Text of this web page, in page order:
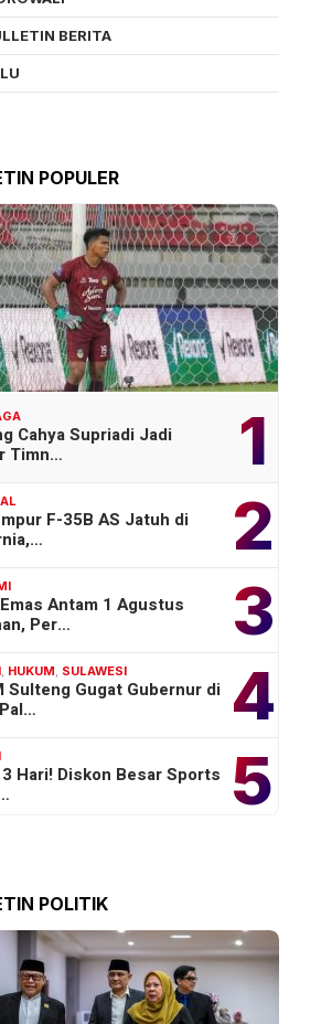
BERITA
POPULER
1
Cahya Supriadi Jadi
Timn…
2
F-35B AS Jatuh di
3
Antam 1 Agustus
Per…
4
HUKUM SULAWESI
Sulteng Gugat Gubernur di
5
Hari! Diskon Besar Sports
POLITIK